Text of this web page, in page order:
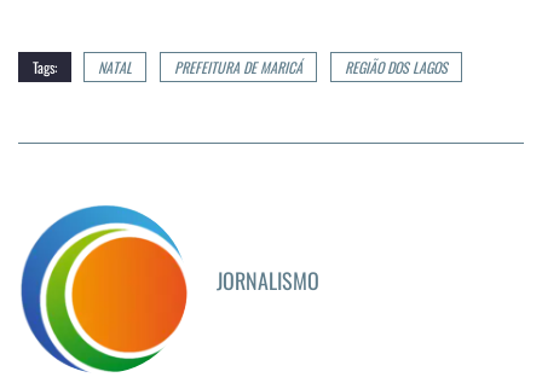
Tags: NATAL PREFEITURA DE MARICÁ REGIÃO DOS LAGOS
JORNALISMO